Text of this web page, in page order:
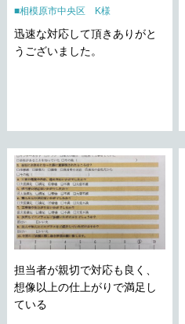
相模原市中央区 K様
迅速な対応して頂きありがと
うございました。
担当者が親切で対応も良く、
想像以上の仕上がりで満足し
ている